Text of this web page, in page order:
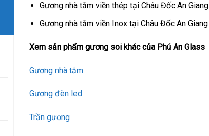
Gương nhà tắm viền thép tại Châu Đốc An Giang
Gương nhà tắm viền Inox tại Châu Đốc An Giang
Xem sản phẩm gương soi khác của Phú An Glass
Gương nhà tắm
Gương đèn led
Trần gương